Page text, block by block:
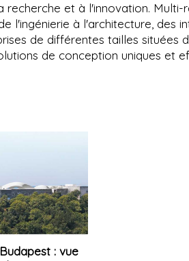
recherche et à l'innovation. Multi-
l'ingénierie à l'architecture, des
de différentes tailles situées
de conception uniques et
: vue